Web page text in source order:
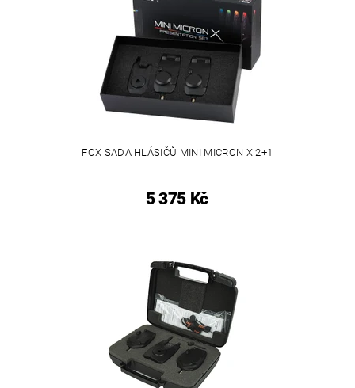
FOX SADA HLÁSIČŮ MINI MICRON X 2+1
5 375 Kč